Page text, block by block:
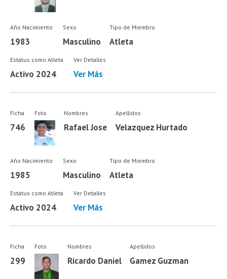
Año Nacimiento
1983
Sexo
Masculino
Tipo de Miembro
Atleta
Estatus como Atleta
Activo 2024
Ver Detalles
Ver Más
Ficha
746
Foto Nombres
Rafael Jose
Apellidos
Velazquez Hurtado
Año Nacimiento
1985
Sexo
Masculino
Tipo de Miembro
Atleta
Estatus como Atleta
Activo 2024
Ver Detalles
Ver Más
Ficha
299
Foto Nombres
Ricardo Daniel
Apellidos
Gamez Guzman